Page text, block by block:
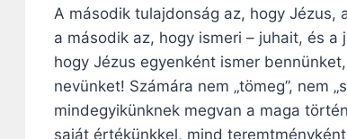
A második tulajdonság az, hogy Jézus,
a második az, hogy ismeri – juhait, és
hogy Jézus egyenként ismer
nevünket! Számára nem „tömeg”, nem
mindegyikünknek megvan a maga
saját értékünkkel, mind